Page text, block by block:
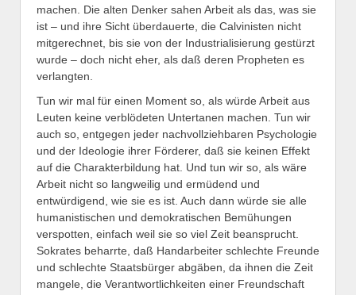
machen. Die alten Denker sahen Arbeit als das, was sie
ist – und ihre Sicht überdauerte, die Calvinisten nicht
mitgerechnet, bis sie von der Industrialisierung gestürzt
wurde – doch nicht eher, als daß deren Propheten es
verlangten.
Tun wir mal für einen Moment so, als würde Arbeit aus
Leuten keine verblödeten Untertanen machen. Tun wir
auch so, entgegen jeder nachvollziehbaren Psychologie
und der Ideologie ihrer Förderer, daß sie keinen Effekt
auf die Charakterbildung hat. Und tun wir so, als wäre
Arbeit nicht so langweilig und ermüdend und
entwürdigend, wie sie es ist. Auch dann würde sie alle
humanistischen und demokratischen Bemühungen
verspotten, einfach weil sie so viel Zeit beansprucht.
Sokrates beharrte, daß Handarbeiter schlechte Freunde
und schlechte Staatsbürger abgäben, da ihnen die Zeit
mangele, die Verantwortlichkeiten einer Freundschaft